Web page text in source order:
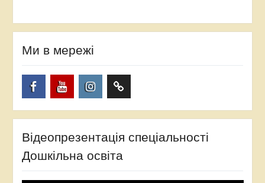
Ми в мережі
Відеопрезентація спеціальності
Дошкільна освіта